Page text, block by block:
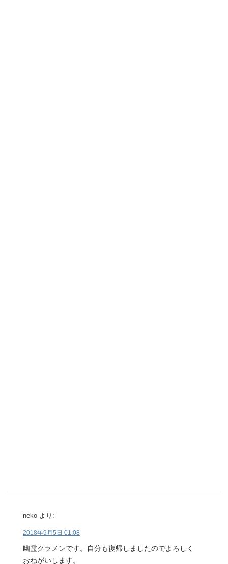
neko より:
2018年9月5日 01:08
幽霊クラメンです。自分も復帰しましたのでよろしく
おねがいします。